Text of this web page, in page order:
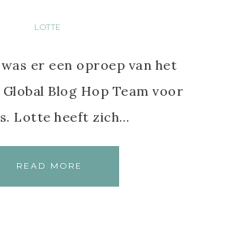
LOTTE
er een oproep van het
Blog Hop Team voor
Lotte heeft zich…
READ MORE